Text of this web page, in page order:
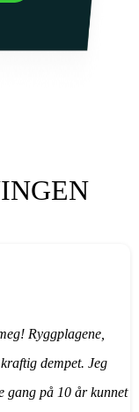
Ryggplagene,
dempet. Jeg
gang på 10 år kunnet